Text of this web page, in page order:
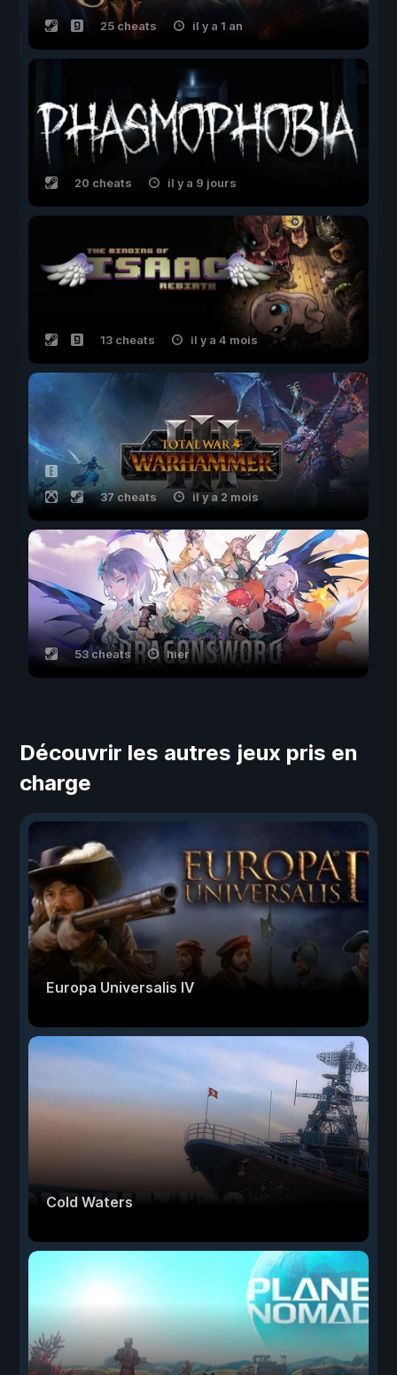
25 cheats il y a 1 an
20 cheats il y a 9 jours
13 cheats il y a 4 mois
37 cheats il y a 2 mois
53 cheats hier
Découvrir les autres jeux pris en
charge
Europa Universalis IV
Cold Waters